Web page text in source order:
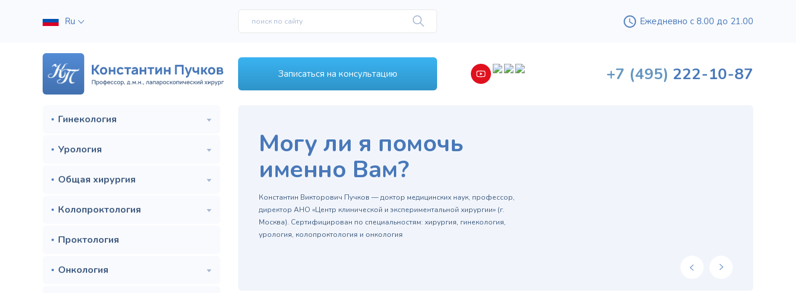
Ru Ежедневно с 8.00 до 21.00
Записаться на консультацию +7 (495) 222-10-87
Гинекология
Урология
Общая хирургия
Колопроктология
Проктология
Онкология
Могу ли я помочь
именно Вам?
Константин Викторович Пучков — доктор медицинских наук, профессор,
директор АНО «Центр клинической и экспериментальной хирургии» (г.
Москва). Сертифицирован по специальностям: хирургия, гинекология,
урология, колопроктология и онкология